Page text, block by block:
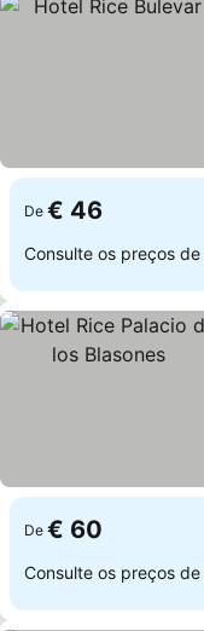
De € 46
Consulte os preços de
De € 60
Consulte os preços de